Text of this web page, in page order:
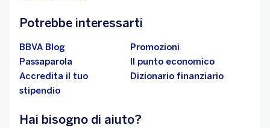
Potrebbe interessarti
BBVA Blog
Promozioni
Passaparola
Il punto economico
Accredita il tuo
stipendio
Dizionario finanziario
Hai bisogno di aiuto?